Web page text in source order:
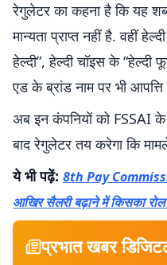
रेगुलेटर का कहना है कि यह
मान्यता प्राप्त नहीं है. वहीं
हेल्दी”, हेल्दी चॉइस के “हेल्दी
एड के ब्रांड नाम पर भी
अब इन कंपनियों को FSSAI के
बाद रेगुलेटर तय करेगा कि
ये भी पढ़ें: 8th Pay
आखिर सैलरी बढ़ाने में किसका
प्रभात खबर